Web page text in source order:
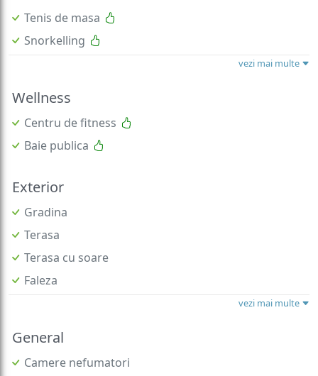
Tenis de masa
Snorkelling
vezi mai multe
Wellness
Centru de fitness
Baie publica
Exterior
Gradina
Terasa
Terasa cu soare
Faleza
vezi mai multe
General
Camere nefumatori